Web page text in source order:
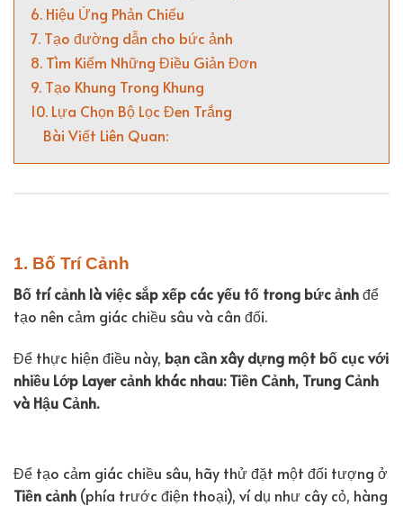
6. Hiệu Ứng Phản Chiếu
7. Tạo đường dẫn cho bức ảnh
8. Tìm Kiếm Những Điều Giản Đơn
9. Tạo Khung Trong Khung
10. Lựa Chọn Bộ Lọc Đen Trắng
Bài Viết Liên Quan:
1. Bố Trí Cảnh
Bố trí cảnh là việc sắp xếp các yếu tố trong bức ảnhđể
tạo nên cảm giác chiều sâu và cân đối.
Để thực hiện điều này, bạn cần xây dựng một bố cục với
nhiều Lớp Layer cảnh khác nhau: Tiền Cảnh, Trung Cảnh
và Hậu Cảnh.
Để tạo cảm giác chiều sâu, hãy thử đặt một đối tượng ở
Tiền cảnh (phía trước điện thoại), ví dụ như cây cỏ, hàng